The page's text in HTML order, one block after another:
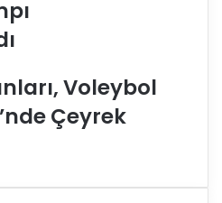
Voleybol
Çeyrek